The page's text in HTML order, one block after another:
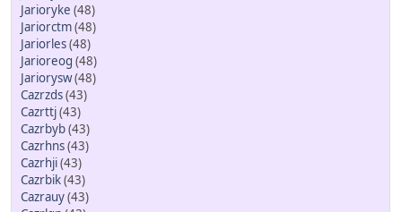
Jarioryke (48)
Jariorctm(48)
Jariorles(48)
Jarioreog (48)
Jariorysw(48)
Cazrzds(43)
Cazrttj(43)
Cazrbyb(43)
Cazrhns(43)
Cazrhji(43)
Cazrbik(43)
Cazrauy(43)